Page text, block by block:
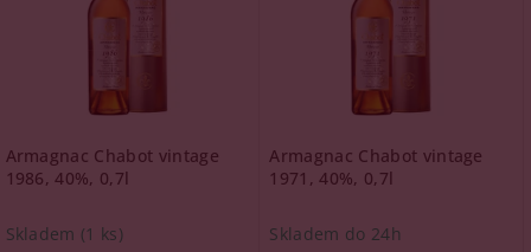
Armagnac Chabot vintage
1986, 40%, 0,7l
Skladem (1 ks)
Armagnac Chabot vintage
1971, 40%, 0,7l
Skladem do 24h